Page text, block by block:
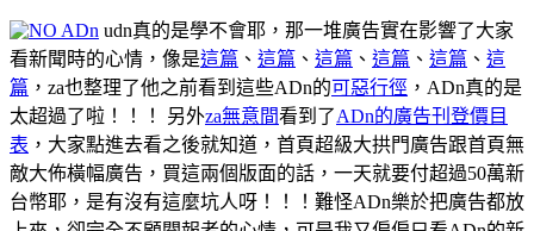
udn真的是學不會耶，那一堆廣告實在影響了大家
看新聞時的心情，像是這篇 、 這篇 、 這篇 、 這篇 、 這篇 、 這
篇 ，za也整理了他之前看到這些ADn的可惡行徑 ，ADn真的是
太超過了啦！！！ 另外za無意間看到了ADn的廣告刊登價目
表 ，大家點進去看之後就知道，首頁超級大拱門廣告跟首頁無
敵大佈橫幅廣告，買這兩個版面的話，一天就要付超過50萬新
台幣耶，是有沒有這麼坑人呀！！！難怪ADn樂於把廣告都放